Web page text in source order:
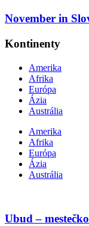
November in
Kontinenty
Amerika
Afrika
Európa
Ázia
Austrália
Amerika
Afrika
Európa
Ázia
Austrália
Ubud –